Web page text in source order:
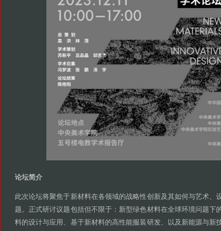
论坛简介
此次论坛将聚焦于新材料在各领域的战略性创新及其如何与艺术、
题。 正式研讨议题包括但不限于 ：新型绿色材料在全球环境问题下
料的设计与应用 、 基于新材料的高性能服装研发、
以及新能源与新